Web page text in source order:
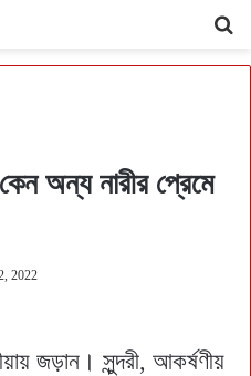
কেন অন্য নারীর প্রেমে
2022
জড়ান। সুন্দরী, আকর্ষণীয়